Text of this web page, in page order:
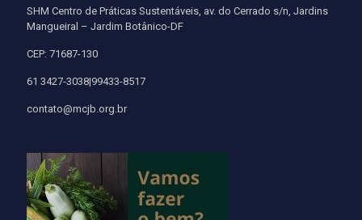
SHM Centro de Práticas Sustentáveis, av. do Cerrado s/n, Jardins
Mangueiral – Jardim Botânico-DF
CEP: 71687-130
61 3427-3038|99433-8517
contato@mcjb.org.br